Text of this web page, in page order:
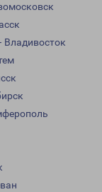
Владивосток